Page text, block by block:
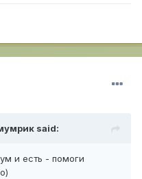
said:
и есть - помоги